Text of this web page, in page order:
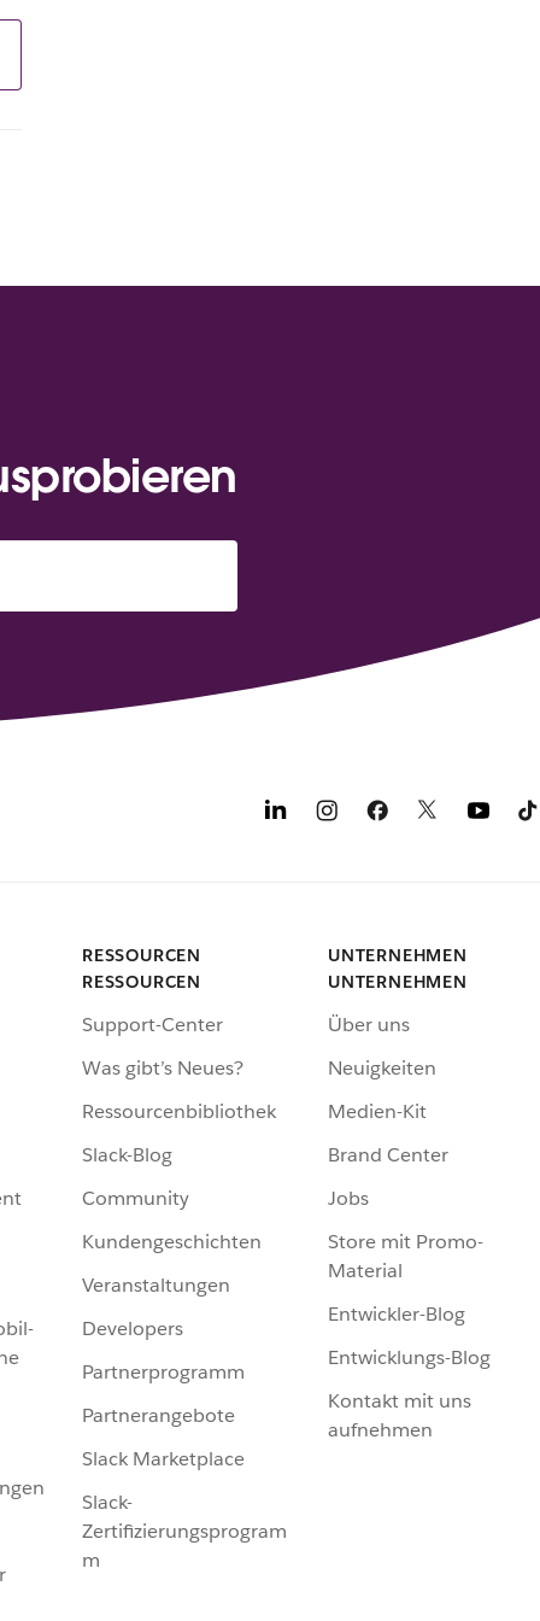
RESSOURCEN
RESSOURCEN
Support-Center
Was gibt’s Neues?
Ressourcenbibliothek
Slack-Blog
Community
Kundengeschichten
Veranstaltungen
Developers
Partnerprogramm
Partnerangebote
Slack Marketplace
Slack-
Zertifizierungsprogram
m
UNTERNEHMEN
UNTERNEHMEN
Über uns
Neuigkeiten
Medien-Kit
Brand Center
Jobs
Store mit Promo-
Material
Entwickler-Blog
Entwicklungs-Blog
Kontakt mit uns
aufnehmen